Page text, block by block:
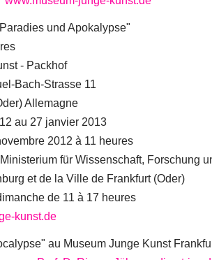
und Apokalypse"
- Packhof
Bach-Strasse 11
Allemagne
au 27 janvier 2013
2012 à 11 heures
für Wissenschaft, Forschung
et de la Ville de Frankfurt (Oder)
de 11 à 17 heures
kunst.de
au Museum Junge Kunst